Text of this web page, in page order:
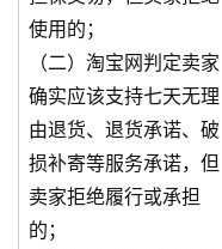
使用的；
（二）淘宝网判定卖家
确实应该支持七天无理
由退货、退货承诺、破
损补寄等服务承诺，但
卖家拒绝履行或承担
的；